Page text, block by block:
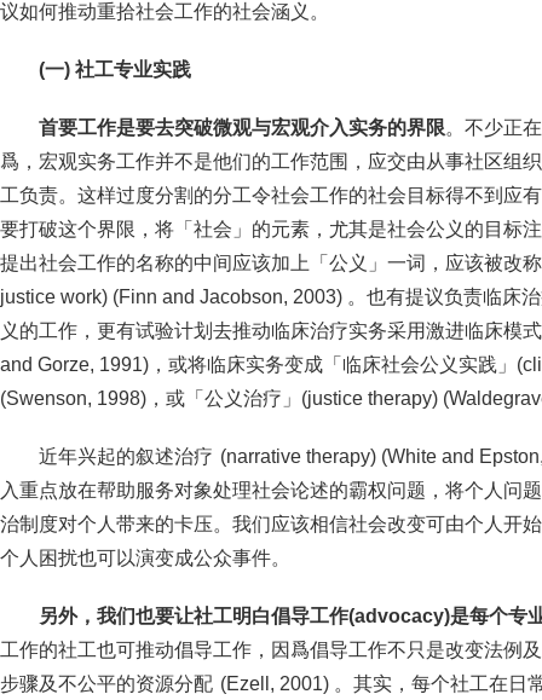
议如何推动重拾社会工作的社会涵义。
(一) 社工专业实践
首要工作是要去突破微观与宏观介入实务的界限。不少正
爲，宏观实务工作并不是他们的工作范围，应交由从事社区组
工负责。这样过度分割的分工令社会工作的社会目标得不到应
要打破这个界限，将「社会」的元素，尤其是社会公义的目标
提出社会工作的名称的中间应该加上「公义」一词，应该被改
justice work) (Finn and Jacobson, 2003) 。也有提议负责临床
义的工作，更有试验计划去推动临床治疗实务采用激进临床模
and Gorze, 1991)，或将临床实务变成「临床社会公义实践」
(Swenson, 1998)，或「公义治疗」(justice therapy)
近年兴起的叙述治疗 (narrative therapy) (White and
入重点放在帮助服务对象处理社会论述的霸权问题，将个人问
治制度对个人带来的卡压。我们应该相信社会改变可由个人开
个人困扰也可以演变成公众事件。
另外，我们也要让社工明白倡导工作(advocacy)是每个专
工作的社工也可推动倡导工作，因爲倡导工作不只是改变法例
步骤及不公平的资源分配 (Ezell, 2001) 。其实，每个社工在日